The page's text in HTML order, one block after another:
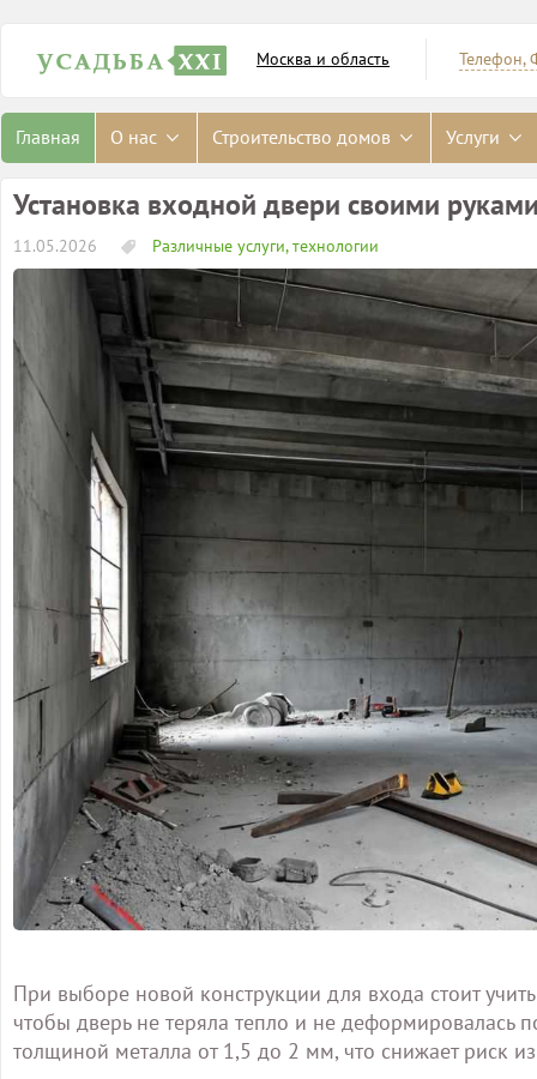
Телефон,
Москва и область
Главная О нас Строительство домов Услуги
Установка входной двери своими
11.05.2026 Различные услуги, технологии
При выборе новой конструкции для входа стоит
чтобы дверь не теряла тепло и не деформировалась
толщиной металла от 1,5 до 2 мм, что снижает риск